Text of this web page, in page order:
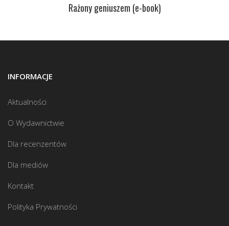
Rażony geniuszem (e-book)
INFORMACJE
Aktualności
O Wydawnictwie
Dla recenzentów
Dla mediów
Kontakt
Polityka Prywatności